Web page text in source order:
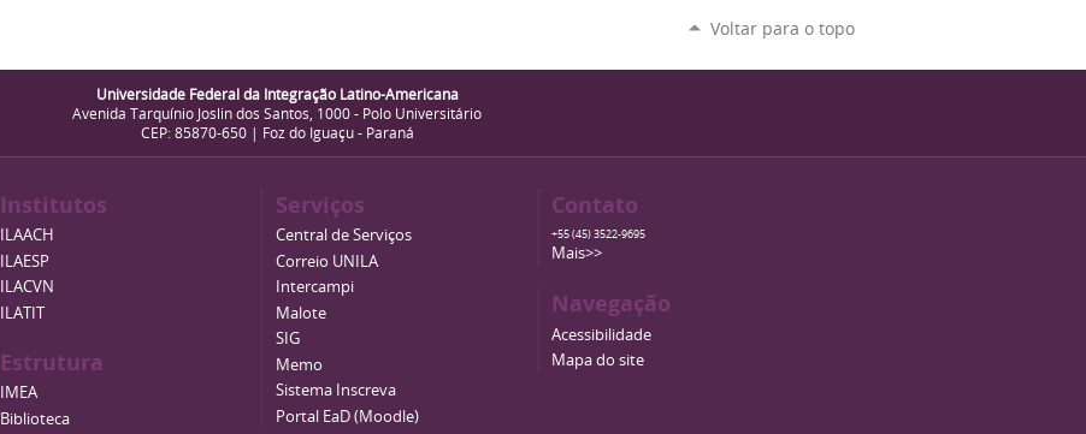
Voltar para o topo
Universidade Federal da Integração Latino-Americana
Avenida Tarquínio Joslin dos Santos, 1000 - Polo Universitário
CEP: 85870-650 | Foz do Iguaçu - Paraná
Institutos
ILAACH
ILAESP
ILACVN
ILATIT
Estrutura
IMEA
Biblioteca
Serviços
Central de Serviços
Correio UNILA
Intercampi
Malote
SIG
Memo
Sistema Inscreva
Portal EaD (Moodle)
Contato
+55 (45) 3522-9695
Mais>>
Navegação
Acessibilidade
Mapa do site